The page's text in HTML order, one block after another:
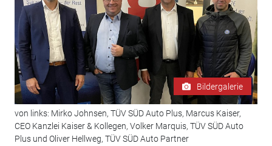
Bildergalerie
von links: Mirko Johnsen, TÜV SÜD Auto Plus, Marcus Kaiser,
CEO Kanzlei Kaiser & Kollegen, Volker Marquis, TÜV SÜD Auto
Plus und Oliver Hellweg, TÜV SÜD Auto Partner